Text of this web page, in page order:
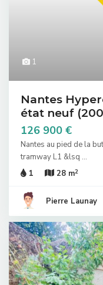
1
Nantes
état neuf
126 900 €
Nantes au pied de la
tramway L1 &lsq ...
1
28 m2
Pierre Launay